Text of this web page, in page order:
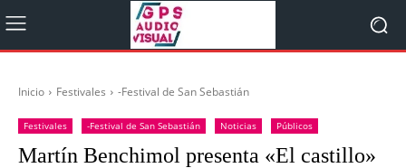
Inicio Festivales -Festival de San Sebastián
Festivales -Festival de San Sebastián Noticias Públicos
Martín Benchimol presenta «El castillo»